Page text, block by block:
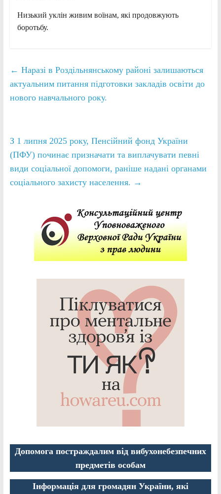
Низький уклін живим воїнам, які продовжують
боротьбу.
← Наразі в Роздільнянському районі залишаються
актуальним питання підготовки закладів освіти до
нового навчального року.
З 1 липня 2025 року, Пенсійний фонд України
(ПФУ) починає призначати та виплачувати певні
види соціальної допомоги, раніше надані органами
соціального захисту населення. →
Допомога постраждалим від вибухонебезпечних
предметів особам
Інформація для громадян України, які